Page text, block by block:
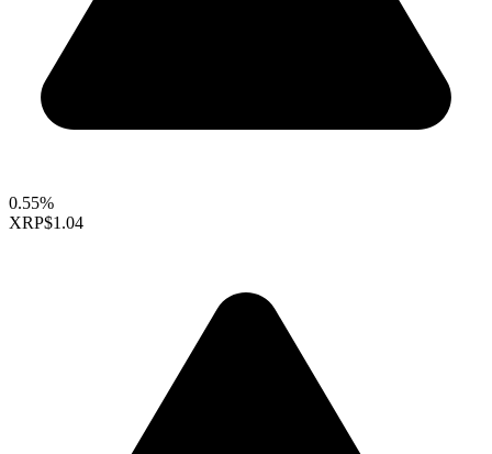
0.55%
XRP$1.04